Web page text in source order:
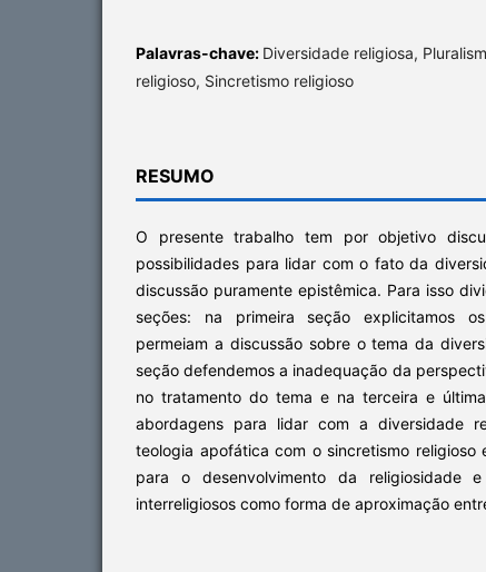
Palavras-chave: Diversidade religiosa,
religioso, Sincretismo religioso
RESUMO
O presente trabalho tem por objetivo
possibilidades para lidar com o fato da
discussão puramente epistêmica. Para isso
seções: na primeira seção explicitamos
permeiam a discussão sobre o tema da
seção defendemos a inadequação da
no tratamento do tema e na terceira e
abordagens para lidar com a diversidade
teologia apofática com o sincretismo religioso
para o desenvolvimento da religiosidade
interreligiosos como forma de aproximação